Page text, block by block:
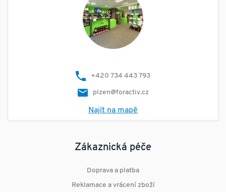
+420 734 443 793
plzen@foractiv.cz
Najít na mapě
Zákaznická péče
Doprava a platba
Reklamace a vrácení zboží